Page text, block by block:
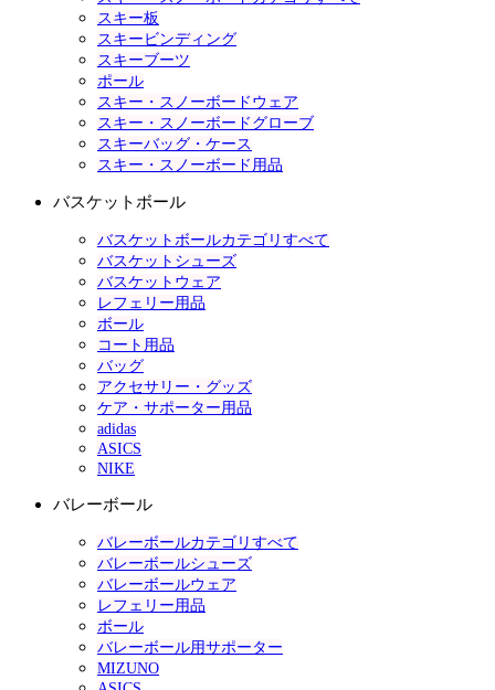
スキー板
スキービンディング
スキーブーツ
ポール
スキー・スノーボードウェア
スキー・スノーボードグローブ
スキーバッグ・ケース
スキー・スノーボード用品
バスケットボール
バスケットボールカテゴリすべて
バスケットシューズ
バスケットウェア
レフェリー用品
ボール
コート用品
バッグ
アクセサリー・グッズ
ケア・サポーター用品
adidas
ASICS
NIKE
バレーボール
バレーボールカテゴリすべて
バレーボールシューズ
バレーボールウェア
レフェリー用品
ボール
バレーボール用サポーター
MIZUNO